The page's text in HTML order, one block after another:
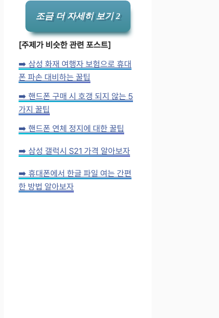
조금 더 자세히 보기 2
[주제가 비슷한 관련 포스트]
➡️ 삼성 화재 여행자 보험으로 휴대
폰 파손 대비하는 꿀팁
➡️ 핸드폰 구매 시 호갱 되지 않는 5
가지 꿀팁
➡️ 핸드폰 연체 정지에 대한 꿀팁
➡️ 삼성 갤럭시 S21 가격 알아보자
➡️ 휴대폰에서 한글 파일 여는 간편
한 방법 알아보자